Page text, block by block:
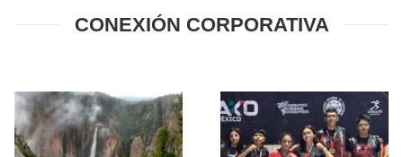
CONEXIÓN CORPORATIVA